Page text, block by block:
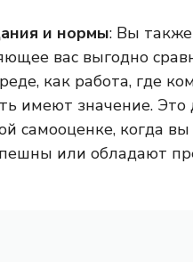
и нормы: Вы
вас выгодно
как работа, где
имеют значение.
самооценке, когда вы
или обладают